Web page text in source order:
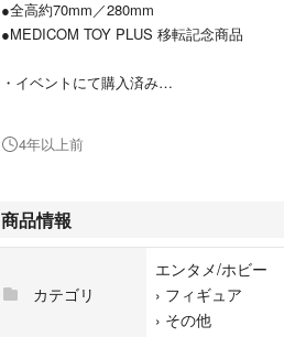
●全高約70mm／280mm
●MEDICOM TOY PLUS 移転記念商品
・イベントにて購入済み
※新品・未使用商品です。
はご遠慮ください。
※すり替え防止のため返品・交換はご対応
※お支払い後にご購入者様と連絡取れない
期に関して同意頂ける方のみご購入をお願
※商品画像以外のご質問にはお応え致しかね
4年以上前
商品情報
カテゴリ
エンタメ/ホビー
› フィギュア
› その他